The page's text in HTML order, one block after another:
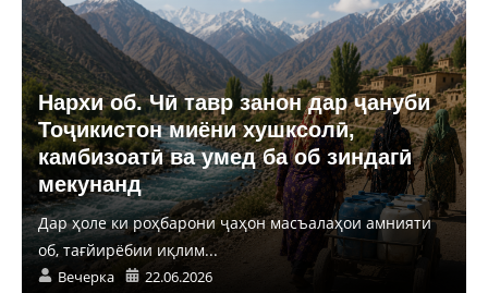
Нархи об. Чӣ тавр занон дар ҷануби
Тоҷикистон миёни хушксолӣ,
камбизоатӣ ва умед ба об зиндагӣ
мекунанд
Дар ҳоле ки роҳбарони ҷаҳон масъалаҳои амнияти
об, тағйирёбии иқлим...
Вечерка 22.06.2026